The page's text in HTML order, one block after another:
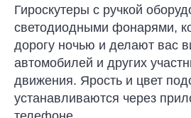
Гироскутеры с ручкой
светодиодными фонарями,
дорогу ночью и делают вас
автомобилей и других
движения. Ярость и цвет
устанавливаются через